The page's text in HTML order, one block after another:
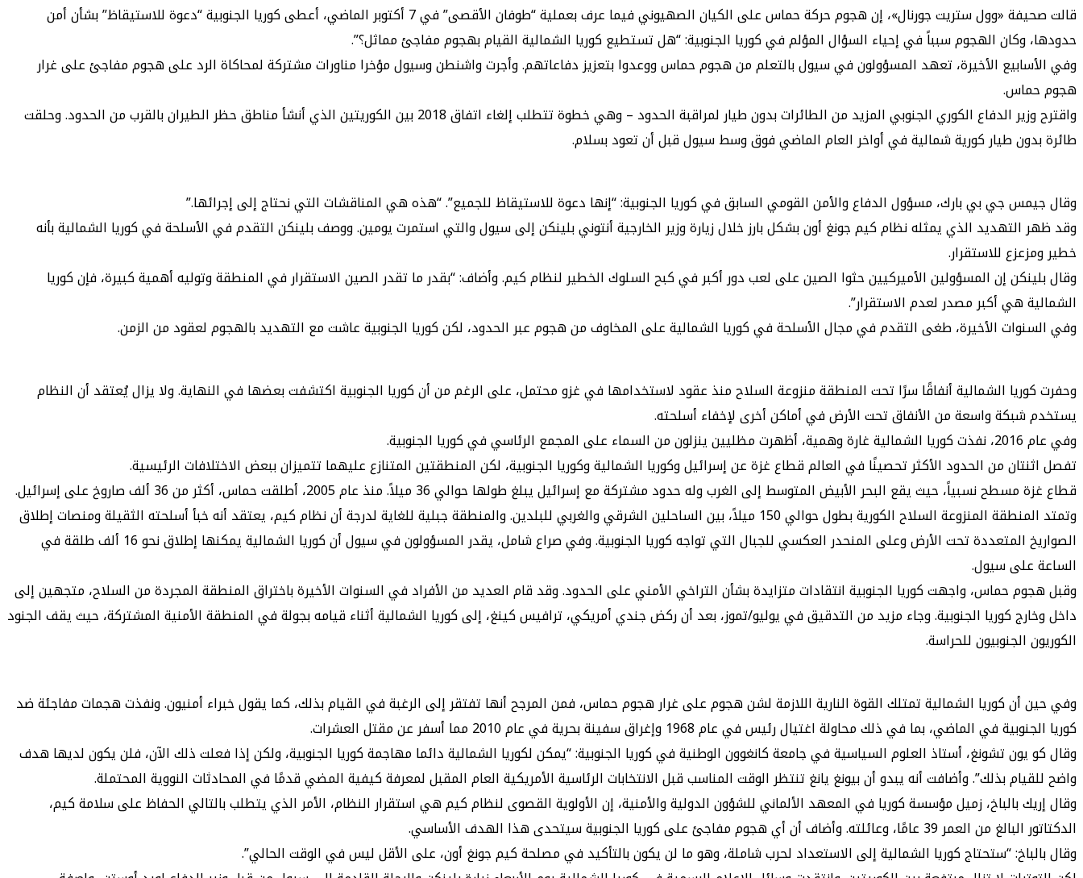
قالت صحيفة «وول ستريت جورنال»، إن هجوم حركة حماس على الكيان الصهيوني فيما عرف بعملية “طوفان الأقصى” في 7 أكتوبر الماضي، أعطى كوريا الجنوبية “دعوة للاستيقاظ” بشأن أمن
حدودها، وكان الهجوم سبباً في إحياء السؤال المؤلم في كوريا الجنوبية: “هل تستطيع كوريا الشمالية القيام بهجوم مفاجئ مماثل؟”.
وفي الأسابيع الأخيرة، تعهد المسؤولون في سيول بالتعلم من هجوم حماس ووعدوا بتعزيز دفاعاتهم. وأجرت واشنطن وسيول مؤخرا مناورات مشتركة لمحاكاة الرد على هجوم مفاجئ على غرار
هجوم حماس.
واقترح وزير الدفاع الكوري الجنوبي المزيد من الطائرات بدون طيار لمراقبة الحدود – وهي خطوة تتطلب إلغاء اتفاق 2018 بين الكوريتين الذي أنشأ مناطق حظر الطيران بالقرب من الحدود. وحلقت
طائرة بدون طيار كورية شمالية في أواخر العام الماضي فوق وسط سيول قبل أن تعود بسلام.
وقال جيمس جي بي بارك، مسؤول الدفاع والأمن القومي السابق في كوريا الجنوبية: “إنها دعوة للاستيقاظ للجميع”. “هذه هي المناقشات التي نحتاج إلى إجرائها.”
وقد ظهر التهديد الذي يمثله نظام كيم جونغ أون بشكل بارز خلال زيارة وزير الخارجية أنتوني بلينكن إلى سيول والتي استمرت يومين. ووصف بلينكن التقدم في الأسلحة في كوريا الشمالية بأنه
خطير ومزعزع للاستقرار.
وقال بلينكن إن المسؤولين الأميركيين حثوا الصين على لعب دور أكبر في كبح السلوك الخطير لنظام كيم. وأضاف: “بقدر ما تقدر الصين الاستقرار في المنطقة وتوليه أهمية كبيرة، فإن كوريا
الشمالية هي أكبر مصدر لعدم الاستقرار”.
وفي السنوات الأخيرة، طغى التقدم في مجال الأسلحة في كوريا الشمالية على المخاوف من هجوم عبر الحدود، لكن كوريا الجنوبية عاشت مع التهديد بالهجوم لعقود من الزمن.
وحفرت كوريا الشمالية أنفاقًا سرًا تحت المنطقة منزوعة السلاح منذ عقود لاستخدامها في غزو محتمل، على الرغم من أن كوريا الجنوبية اكتشفت بعضها في النهاية. ولا يزال يُعتقد أن النظام
يستخدم شبكة واسعة من الأنفاق تحت الأرض في أماكن أخرى لإخفاء أسلحته.
وفي عام 2016، نفذت كوريا الشمالية غارة وهمية، أظهرت مظليين ينزلون من السماء على المجمع الرئاسي في كوريا الجنوبية.
تفصل اثنتان من الحدود الأكثر تحصينًا في العالم قطاع غزة عن إسرائيل وكوريا الشمالية وكوريا الجنوبية، لكن المنطقتين المتنازع عليهما تتميزان ببعض الاختلافات الرئيسية.
قطاع غزة مسطح نسبياً، حيث يقع البحر الأبيض المتوسط إلى الغرب وله حدود مشتركة مع إسرائيل يبلغ طولها حوالي 36 ميلاً. منذ عام 2005، أطلقت حماس، أكثر من 36 ألف صاروخ على إسرائيل.
وتمتد المنطقة المنزوعة السلاح الكورية بطول حوالي 150 ميلاً، بين الساحلين الشرقي والغربي للبلدين. والمنطقة جبلية للغاية لدرجة أن نظام كيم، يعتقد أنه خبأ أسلحته الثقيلة ومنصات إطلاق
الصواريخ المتعددة تحت الأرض وعلى المنحدر العكسي للجبال التي تواجه كوريا الجنوبية. وفي صراع شامل، يقدر المسؤولون في سيول أن كوريا الشمالية يمكنها إطلاق نحو 16 ألف طلقة في
الساعة على سيول.
وقبل هجوم حماس، واجهت كوريا الجنوبية انتقادات متزايدة بشأن التراخي الأمني على الحدود. وقد قام العديد من الأفراد في السنوات الأخيرة باختراق المنطقة المجردة من السلاح، متجهين إلى
داخل وخارج كوريا الجنوبية. وجاء مزيد من التدقيق في يوليو/تموز، بعد أن ركض جندي أمريكي، ترافيس كينغ، إلى كوريا الشمالية أثناء قيامه بجولة في المنطقة الأمنية المشتركة، حيث يقف الجنود
الكوريون الجنوبيون للحراسة.
وفي حين أن كوريا الشمالية تمتلك القوة النارية اللازمة لشن هجوم على غرار هجوم حماس، فمن المرجح أنها تفتقر إلى الرغبة في القيام بذلك، كما يقول خبراء أمنيون. ونفذت هجمات مفاجئة ضد
كوريا الجنوبية في الماضي، بما في ذلك محاولة اغتيال رئيس في عام 1968 وإغراق سفينة بحرية في عام 2010 مما أسفر عن مقتل العشرات.
وقال كو يون تشونغ، أستاذ العلوم السياسية في جامعة كانغوون الوطنية في كوريا الجنوبية: “يمكن لكوريا الشمالية دائما مهاجمة كوريا الجنوبية، ولكن إذا فعلت ذلك الآن، فلن يكون لديها هدف
واضح للقيام بذلك”. وأضافت أنه يبدو أن بيونغ يانغ تنتظر الوقت المناسب قبل الانتخابات الرئاسية الأمريكية العام المقبل لمعرفة كيفية المضي قدمًا في المحادثات النووية المحتملة.
وقال إريك بالباخ، زميل مؤسسة كوريا في المعهد الألماني للشؤون الدولية والأمنية، إن الأولوية القصوى لنظام كيم هي استقرار النظام، الأمر الذي يتطلب بالتالي الحفاظ على سلامة كيم،
الدكتاتور البالغ من العمر 39 عامًا، وعائلته. وأضاف أن أي هجوم مفاجئ على كوريا الجنوبية سيتحدى هذا الهدف الأساسي.
وقال بالباخ: “ستحتاج كوريا الشمالية إلى الاستعداد لحرب شاملة، وهو ما لن يكون بالتأكيد في مصلحة كيم جونغ أون، على الأقل ليس في الوقت الحالي”.